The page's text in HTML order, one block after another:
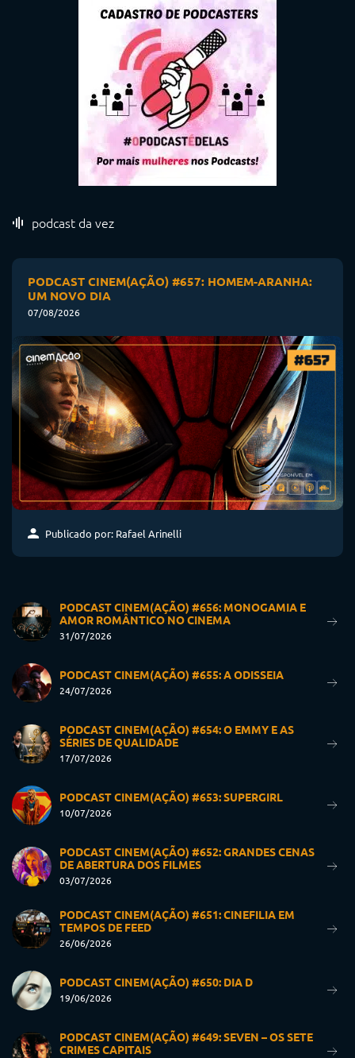
podcast da vez
PODCAST CINEM(AÇÃO) #657: HOMEM-ARANHA:
UM NOVO DIA
07/08/2026
Publicado por: Rafael Arinelli
PODCAST CINEM(AÇÃO) #656: MONOGAMIA E
AMOR ROMÂNTICO NO CINEMA
31/07/2026
PODCAST CINEM(AÇÃO) #655: A ODISSEIA
24/07/2026
PODCAST CINEM(AÇÃO) #654: O EMMY E AS
SÉRIES DE QUALIDADE
17/07/2026
PODCAST CINEM(AÇÃO) #653: SUPERGIRL
10/07/2026
PODCAST CINEM(AÇÃO) #652: GRANDES CENAS
DE ABERTURA DOS FILMES
03/07/2026
PODCAST CINEM(AÇÃO) #651: CINEFILIA EM
TEMPOS DE FEED
26/06/2026
PODCAST CINEM(AÇÃO) #650: DIA D
19/06/2026
PODCAST CINEM(AÇÃO) #649: SEVEN – OS SETE
CRIMES CAPITAIS